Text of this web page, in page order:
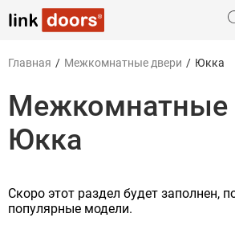
Главная / Межкомнатные двери / Юкка
Межкомнатные
Юкка
Скоро этот раздел будет заполнен,
популярные модели.